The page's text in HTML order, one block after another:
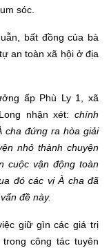
sóc.
bất đồng của bà
an toàn xã hội ở địa
ấp Phù Ly 1, xã
nhận xét: chính
cha đứng ra hòa giải
nhỏ thành chuyện
cuộc vận động toàn
đó các vị À cha đã
đề này.
giữ gìn các giá trị
công tác tuyên